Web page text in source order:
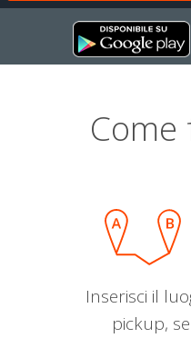
Inserisci il
pickup,